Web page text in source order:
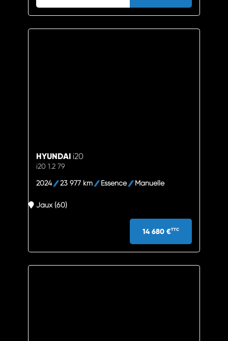
HYUNDAI i20
i20 1.2 79
2024 23 977 km Essence Manuelle
Jaux (60)
14 680 €TTC